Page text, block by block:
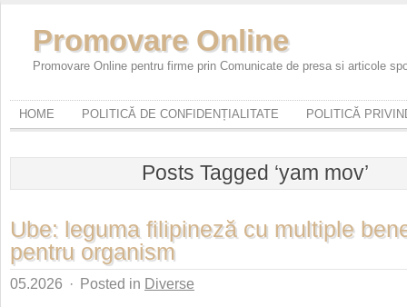
Promovare Online
Promovare Online pentru firme prin Comunicate de presa si articole
HOME POLITICĂ DE CONFIDENȚIALITATE POLITICĂ
Posts Tagged ‘yam mov’
Ube: leguma filipineză cu multiple
pentru organism
05.2026 · Posted in Diverse